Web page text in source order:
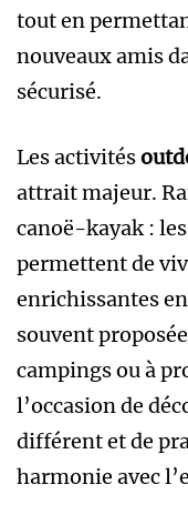
tout en
nouveaux amis
sécurisé.
Les activités
attrait majeur.
canoë-kayak :
permettent de
enrichissantes
souvent
campings ou à
l’occasion de
différent et de
harmonie avec